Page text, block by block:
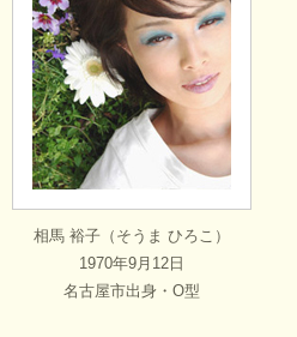
相馬 裕子（そうま ひろこ）
1970年9月12日
名古屋市出身・O型